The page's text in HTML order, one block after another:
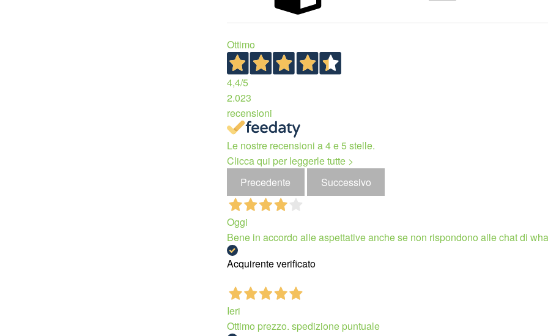
Ottimo
4,4/5
2.023
recensioni
Le nostre recensioni a 4 e 5 stelle.
Clicca qui per leggerle tutte >
Precedente
Successivo
Oggi
Bene in accordo alle aspettative anche se non rispondono alle chat di
Acquirente verificato
Ieri
Ottimo prezzo. spedizione puntuale